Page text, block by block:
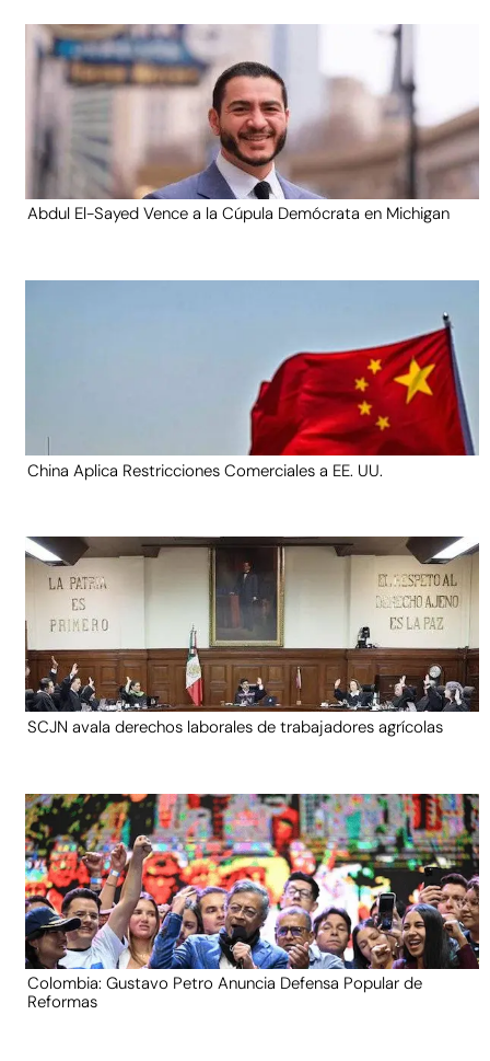
Abdul El-Sayed Vence a la Cúpula Demócrata en Michigan
China Aplica Restricciones Comerciales a EE. UU.
SCJN avala derechos laborales de trabajadores agrícolas
Colombia: Gustavo Petro Anuncia Defensa Popular de
Reformas